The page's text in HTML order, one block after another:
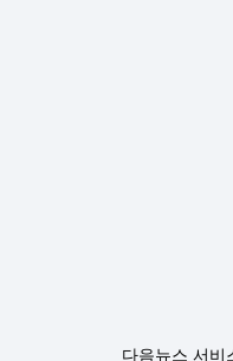
다음뉴스 서비